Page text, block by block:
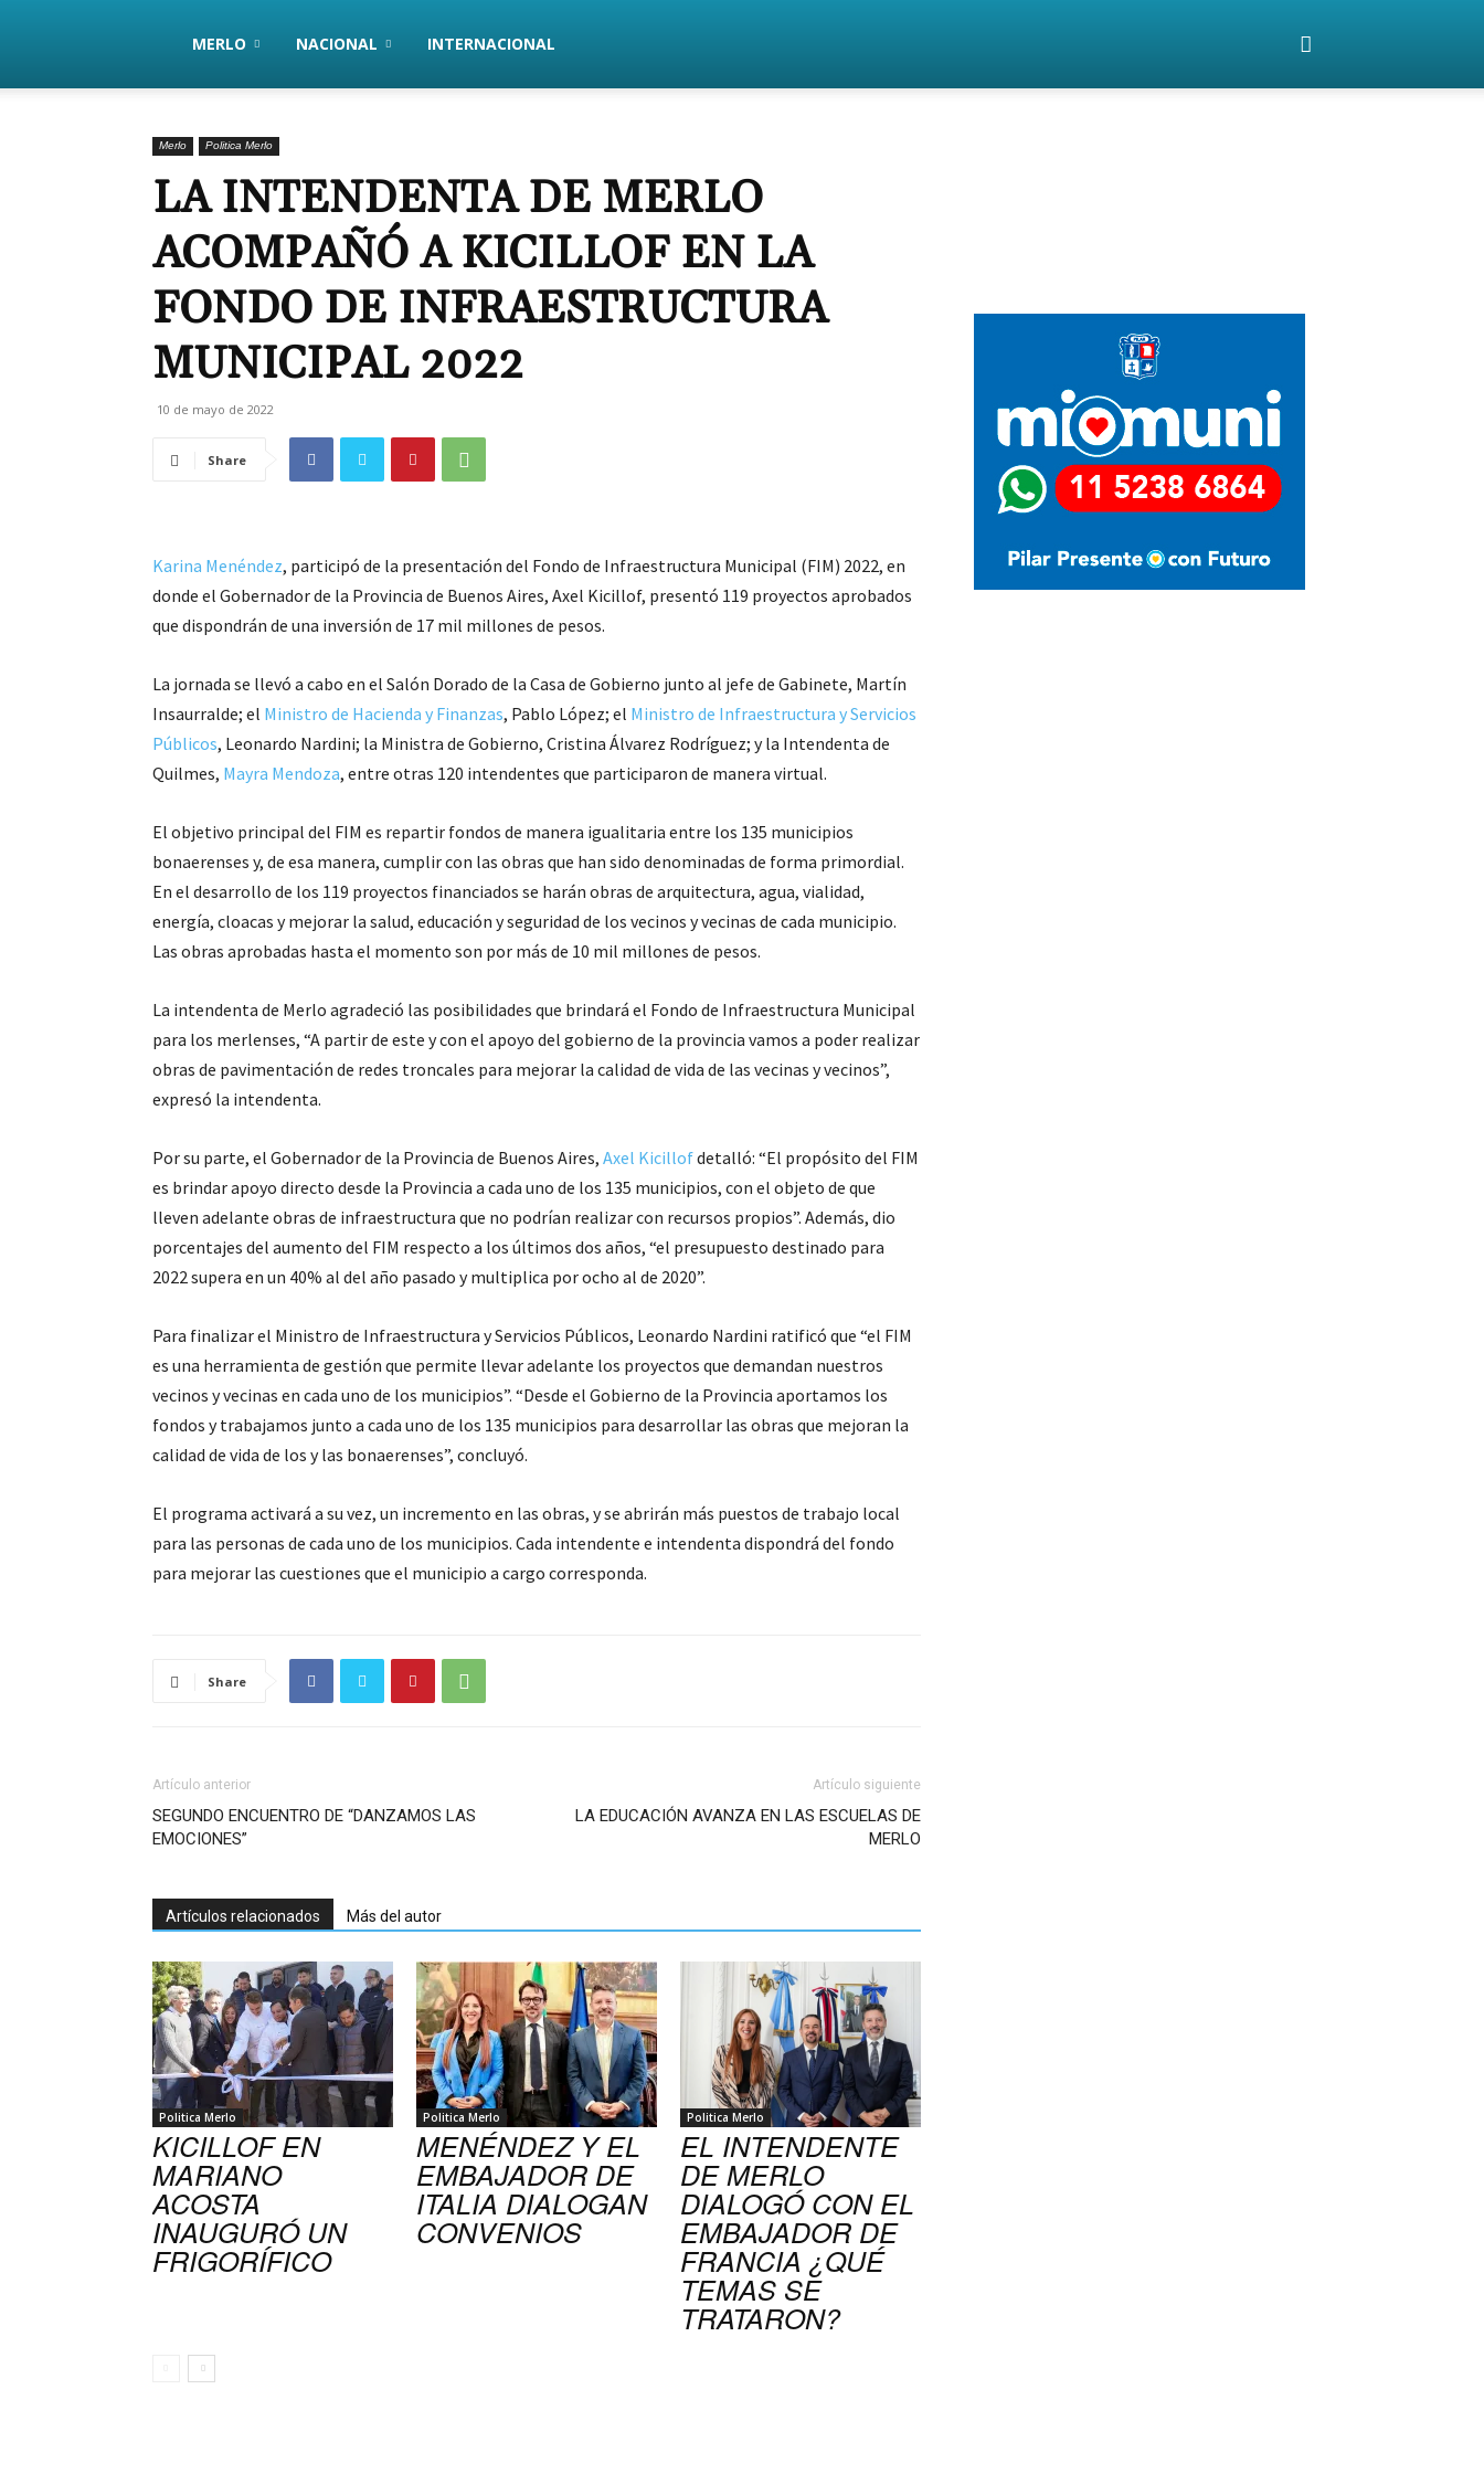
PanoramaHoy
MERLO NACIONAL INTERNACIONAL
Merlo Politica Merlo
LA INTENDENTA DE MERLO
ACOMPAÑÓ A KICILLOF EN LA
FONDO DE INFRAESTRUCTURA
MUNICIPAL 2022
10 de mayo de 2022
Share
Karina Menéndez, participó de la presentación del Fondo de Infraestructura Municipal (FIM) 2022, en
donde el Gobernador de la Provincia de Buenos Aires, Axel Kicillof, presentó 119 proyectos aprobados
que dispondrán de una inversión de 17 mil millones de pesos.
La jornada se llevó a cabo en el Salón Dorado de la Casa de Gobierno junto al jefe de Gabinete, Martín
Insaurralde; el Ministro de Hacienda y Finanzas, Pablo López; el Ministro de Infraestructura y Servicios
Públicos, Leonardo Nardini; la Ministra de Gobierno, Cristina Álvarez Rodríguez; y la Intendenta de
Quilmes, Mayra Mendoza, entre otras 120 intendentes que participaron de manera virtual.
El objetivo principal del FIM es repartir fondos de manera igualitaria entre los 135 municipios
bonaerenses y, de esa manera, cumplir con las obras que han sido denominadas de forma primordial.
En el desarrollo de los 119 proyectos financiados se harán obras de arquitectura, agua, vialidad,
energía, cloacas y mejorar la salud, educación y seguridad de los vecinos y vecinas de cada municipio.
Las obras aprobadas hasta el momento son por más de 10 mil millones de pesos.
La intendenta de Merlo agradeció las posibilidades que brindará el Fondo de Infraestructura Municipal
para los merlenses, “A partir de este y con el apoyo del gobierno de la provincia vamos a poder realizar
obras de pavimentación de redes troncales para mejorar la calidad de vida de las vecinas y vecinos”,
expresó la intendenta.
Por su parte, el Gobernador de la Provincia de Buenos Aires, Axel Kicillofdetalló: “El propósito del FIM
es brindar apoyo directo desde la Provincia a cada uno de los 135 municipios, con el objeto de que
lleven adelante obras de infraestructura que no podrían realizar con recursos propios”. Además, dio
porcentajes del aumento del FIM respecto a los últimos dos años, “el presupuesto destinado para
2022 supera en un 40% al del año pasado y multiplica por ocho al de 2020”.
Para finalizar el Ministro de Infraestructura y Servicios Públicos, Leonardo Nardini ratificó que “el FIM
es una herramienta de gestión que permite llevar adelante los proyectos que demandan nuestros
vecinos y vecinas en cada uno de los municipios”. “Desde el Gobierno de la Provincia aportamos los
fondos y trabajamos junto a cada uno de los 135 municipios para desarrollar las obras que mejoran la
calidad de vida de los y las bonaerenses”, concluyó.
El programa activará a su vez, un incremento en las obras, y se abrirán más puestos de trabajo local
para las personas de cada uno de los municipios. Cada intendente e intendenta dispondrá del fondo
para mejorar las cuestiones que el municipio a cargo corresponda.
Share
Artículo anterior
SEGUNDO ENCUENTRO DE “DANZAMOS LAS
EMOCIONES”
Artículo siguiente
LA EDUCACIÓN AVANZA EN LAS ESCUELAS DE
MERLO
Artículos relacionados Más del autor
Politica Merlo
KICILLOF EN
MARIANO
ACOSTA
INAUGURÓ UN
FRIGORÍFICO
Politica Merlo
MENÉNDEZ Y EL
EMBAJADOR DE
ITALIA DIALOGAN
CONVENIOS
Politica Merlo
EL INTENDENTE
DE MERLO
DIALOGÓ CON EL
EMBAJADOR DE
FRANCIA ¿QUÉ
TEMAS SE
TRATARON?